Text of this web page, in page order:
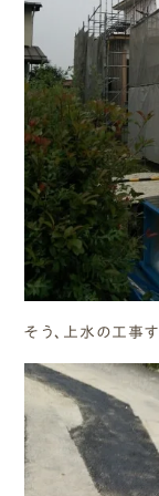
そう、上水の工事